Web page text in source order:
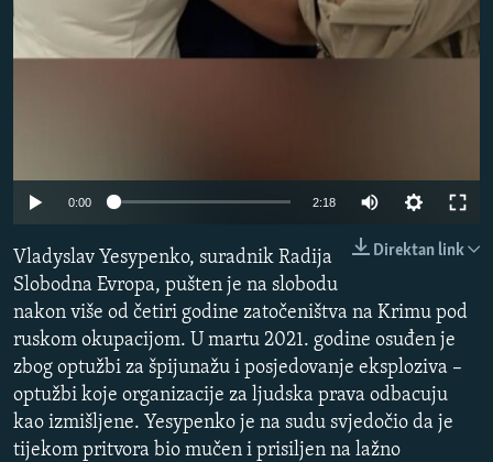
0:00 2:18
480p
1080p
Direktan link
Vladyslav Yesypenko, suradnik Radija
Slobodna Evropa, pušten je na slobodu
nakon više od četiri godine zatočeništva na Krimu pod
ruskom okupacijom. U martu 2021. godine osuđen je
zbog optužbi za špijunažu i posjedovanje eksploziva –
optužbi koje organizacije za ljudska prava odbacuju
kao izmišljene. Yesypenko je na sudu svjedočio da je
tijekom pritvora bio mučen i prisiljen na lažno